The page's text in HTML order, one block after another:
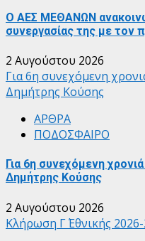
Ο ΑΕΣ ΜΕΘΑΝΩΝ
συνεργασίας της με τον
2 Αυγούστου 2026
Για 6η συνεχόμενη
Δημήτρης Κούσης
ΑΡΘΡΑ
ΠΟΔΟΣΦΑΙΡΟ
Για 6η συνεχόμενη
Δημήτρης Κούσης
2 Αυγούστου 2026
Κλήρωση Γ΄ Εθνικής